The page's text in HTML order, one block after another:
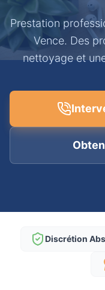
Prestation
Vence. Des
nettoyage et
Discrétion